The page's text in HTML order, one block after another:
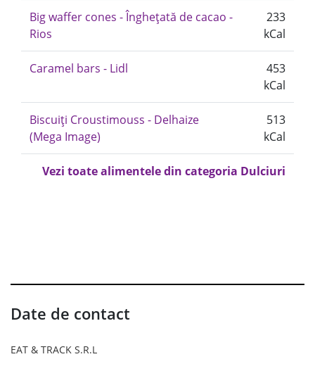
Big waffer cones - Înghețată de cacao -
Rios
233
kCal
Caramel bars - Lidl
453
kCal
Biscuiți Croustimouss - Delhaize
(Mega Image)
513
kCal
Vezi toate alimentele din categoria Dulciuri
Date de contact
EAT & TRACK S.R.L